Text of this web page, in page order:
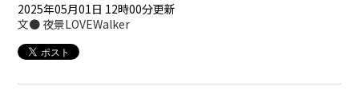
2025年05月01日 12時00分更新
文● 夜景LOVEWalker